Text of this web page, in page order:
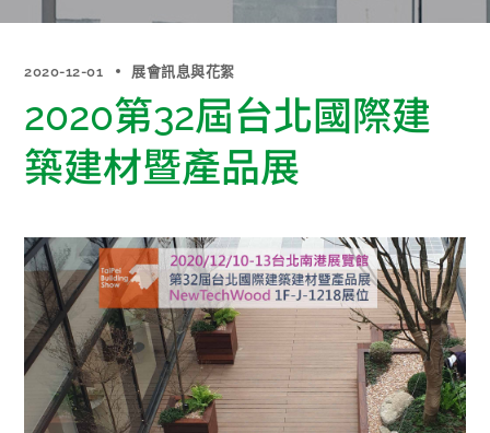
2020-12-01 展會訊息與花絮
2020第32屆台北國際建
築建材暨產品展